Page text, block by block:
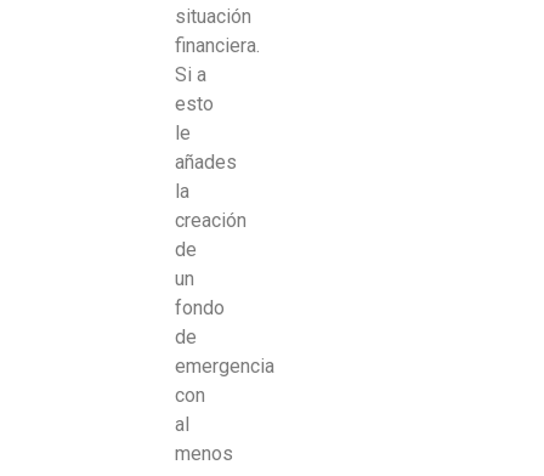
situación
financiera.
Si a
esto
le
añades
la
creación
de
un
fondo
de
emergencia
con
al
menos